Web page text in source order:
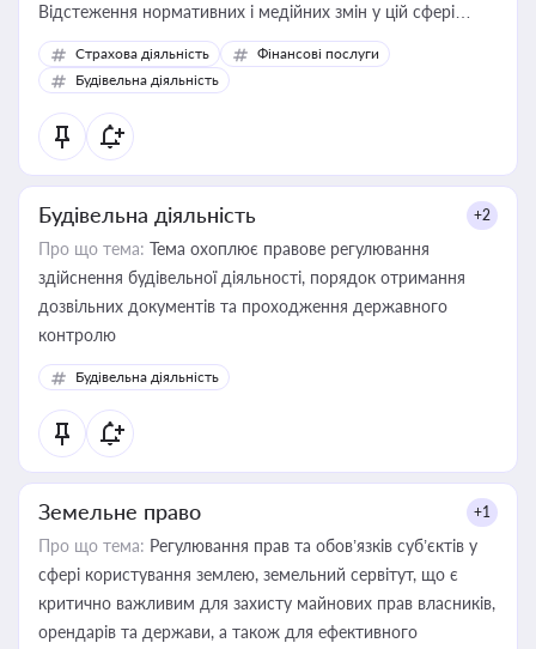
Відстеження нормативних і медійних змін у цій сфері
корисне для власника бізнесу, керівника, юриста або
бухгалтера під час оподаткування, приватизації, оренди
державного майна, корпоративних угод і перевірки
статусу суб'єктів оціночної діяльності
Страхова діяльність
Фінансові послуги
Будівельна діяльність
Будівельна діяльність +2
Про що тема: Тема охоплює правове регулювання
здійснення будівельної діяльності, порядок отримання
дозвільних документів та проходження державного
контролю
Будівельна діяльність
Земельне право +1
Про що тема: Регулювання прав та обов’язків суб’єктів у
сфері користування землею, земельний сервітут, що є
критично важливим для захисту майнових прав власників,
орендарів та держави, а також для ефективного